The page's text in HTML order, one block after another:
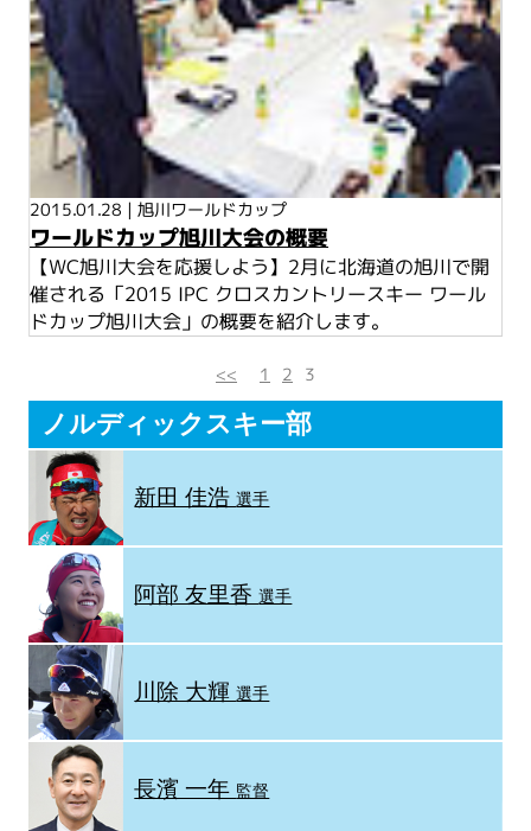
2015.01.28 |旭川ワールドカップ
ワールドカップ旭川大会の概要
【WC旭川大会を応援しよう】2月に北海道の旭川で開
催される「2015 IPC クロスカントリースキー ワール
ドカップ旭川大会」の概要を紹介します。
<< 1 2 3
ノルディックスキー部
新田 佳浩選手
阿部 友里香選手
川除 大輝選手
長濱 一年 監督